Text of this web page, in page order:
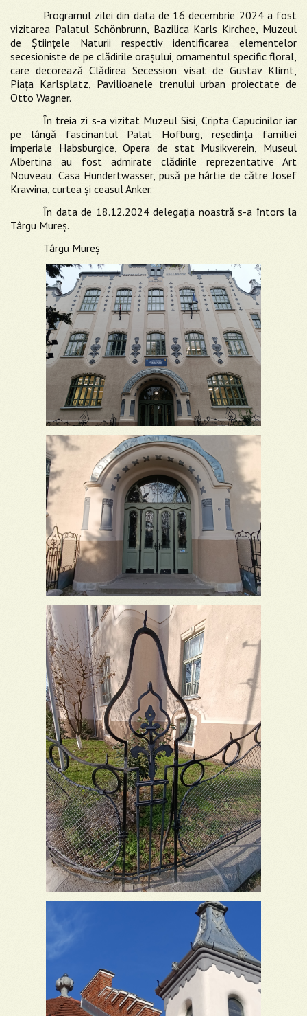
Programul zilei din data de 16 decembrie 2024 a fost
vizitarea Palatul Schönbrunn, Bazilica Karls Kirchee, Muzeul
de Științele Naturii respectiv identificarea elementelor
secesioniste de pe clădirile orașului, ornamentul specific floral,
care decorează Clădirea Secession visat de Gustav Klimt,
Piaţa Karlsplatz, Pavilioanele trenului urban proiectate de
Otto Wagner.
În treia zi s-a vizitat Muzeul Sisi, Cripta Capucinilor iar
pe lângă fascinantul Palat Hofburg, reședința familiei
imperiale Habsburgice, Opera de stat Musikverein, Museul
Albertina au fost admirate clădirile reprezentative Art
Nouveau: Casa Hundertwasser, pusă pe hârtie de către Josef
Krawina, curtea și ceasul Anker.
În data de 18.12.2024 delegația noastră s-a întors la
Târgu Mureș.
Târgu Mureș